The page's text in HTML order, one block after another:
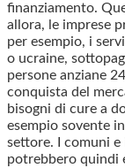
finanziamento.
allora, le imprese
per esempio, i
o ucraine,
persone anziane
conquista del
bisogni di cure a
esempio sovente
settore. I comuni
potrebbero quindi